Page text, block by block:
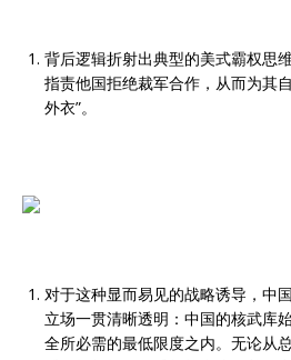
背后逻辑折射出典型的美式霸权思
指责他国拒绝裁军合作，从而为其
外衣”。
对于这种显而易见的战略诱导，中
立场一贯清晰透明：中国的核武库
全所必需的最低限度之内。无论从